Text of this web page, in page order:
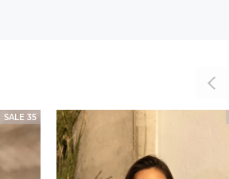
SALE 35